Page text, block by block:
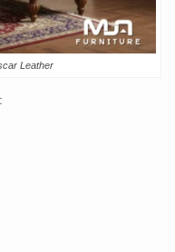
Leather